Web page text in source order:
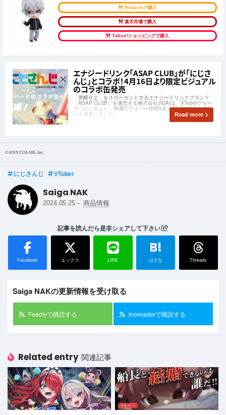
Amazonで購入
楽天市場で購入
Yahoo!ショッピングで購入
エナジードリンク「ASAP CLUB」が「にじさ
んじ」とコラボ！4月16日より限定ビジュアル
のコラボ缶発売
「覚醒せよ」をスローガンとするエナジードリンクブランド
「ASAP CLUB」を運営する株式会社JIDAIは、VTuberグルー
プ「にじさんじ」所属のライバー総勢9名とのコラボレーショ
ンを発表しました。 Read more
©︎ANYCOLOR, Inc.
にじさんじ VTuber
Saiga NAK
2024.05.25 - 商品情報
記事を読んだら是非シェアして下さい
Facebook エックス LINE
B!
はてな Threads
Saiga NAKの更新情報を受け取る
Feedlyで購読する Inoreaderで購読する
Related entry 関連記事